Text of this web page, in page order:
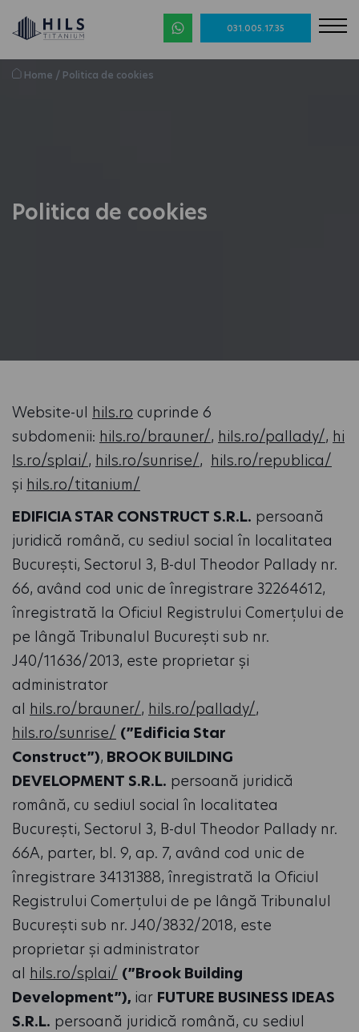
031.005.17.35
Home / Politica de cookies
Politica de cookies
Website-ul hils.ro cuprinde 6
subdomenii: hils.ro/brauner/, hils.ro/pallady/, hi
ls.ro/splai/, hils.ro/sunrise/, hils.ro/republica/
și hils.ro/titanium/
EDIFICIA STAR CONSTRUCT S.R.L. persoană
juridică română, cu sediul social în localitatea
București, Sectorul 3, B-dul Theodor Pallady nr.
66, având cod unic de înregistrare 32264612,
înregistrată la Oficiul Registrului Comerțului de
pe lângă Tribunalul București sub nr.
J40/11636/2013, este proprietar şi
administrator
al hils.ro/brauner/, hils.ro/pallady/,
hils.ro/sunrise/ (”Edificia Star
Construct”), BROOK BUILDING
DEVELOPMENT S.R.L. persoană juridică
română, cu sediul social în localitatea
București, Sectorul 3, B-dul Theodor Pallady nr.
66A, parter, bl. 9, ap. 7, având cod unic de
înregistrare 34131388, înregistrată la Oficiul
Registrului Comerțului de pe lângă Tribunalul
București sub nr. J40/3832/2018, este
proprietar şi administrator
al hils.ro/splai/ (”Brook Building
Development”), iar FUTURE BUSINESS IDEAS
S.R.L. persoană juridică română, cu sediul